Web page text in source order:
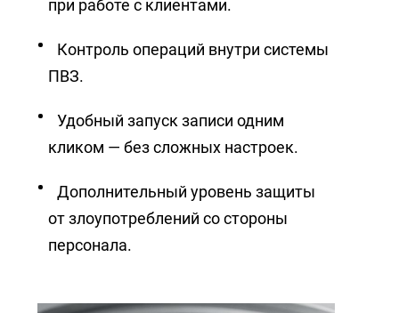
при работе с клиентами.
Контроль операций внутри системы
ПВЗ.
Удобный запуск записи одним
кликом — без сложных настроек.
Дополнительный уровень защиты
от злоупотреблений со стороны
персонала.